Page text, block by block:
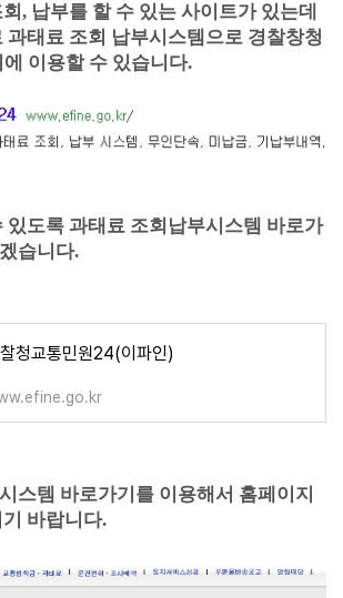
, 납부를 할 수 있는 사이트가 있는데
과태료 조회 납부시스템으로 경찰창청
이용할 수 있습니다.
있도록 과태료 조회납부시스템 바로가
습니다.
청교통민원24(이파인)
스템 바로가기를 이용해서 홈페이지
바랍니다.